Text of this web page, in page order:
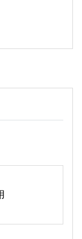
一条街道,每一
吉普赛人的故
是一般的码头。
忆和故事。
是一条水上通
让人想起很久
高跷上的码头